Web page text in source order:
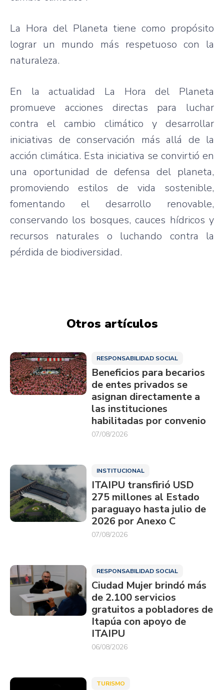
La Hora del Planeta tiene como propósito
lograr un mundo más respetuoso con la
naturaleza.
En la actualidad La Hora del Planeta
promueve acciones directas para luchar
contra el cambio climático y desarrollar
iniciativas de conservación más allá de la
acción climática. Esta iniciativa se convirtió en
una oportunidad de defensa del planeta,
promoviendo estilos de vida sostenible,
fomentando el desarrollo renovable,
conservando los bosques, cauces hídricos y
recursos naturales o luchando contra la
pérdida de biodiversidad.
Otros artículos
RESPONSABILIDAD SOCIAL
Beneficios para becarios
de entes privados se
asignan directamente a
las instituciones
habilitadas por convenio
07/08/2026
INSTITUCIONAL
ITAIPU transfirió USD
275 millones al Estado
paraguayo hasta julio de
2026 por Anexo C
07/08/2026
RESPONSABILIDAD SOCIAL
Ciudad Mujer brindó más
de 2.100 servicios
gratuitos a pobladores de
Itapúa con apoyo de
ITAIPU
06/08/2026
TURISMO